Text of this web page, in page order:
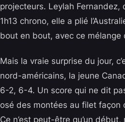
projecteurs. Leylah Fernandez,
1h13 chrono, elle a plié
bout en bout, avec ce
Mais la vraie surprise du jour,
nord-américains, la jeune
6-2, 6-4. Un score qui ne dit
osé des montées au filet façon
Ce n’est peut-être qu’un